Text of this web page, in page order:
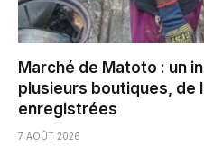
Marché de Matoto : un
plusieurs boutiques, de
enregistrées
7 AOÛT 2026